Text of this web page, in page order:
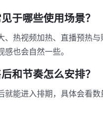
于哪些使用场景？
、热视频加热、直播预热
感也会自然一些。
和节奏怎么安排？
就能进入排期，具体会看